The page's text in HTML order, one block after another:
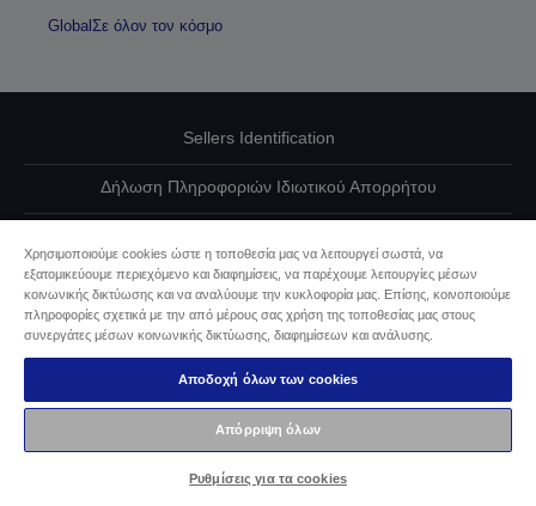
GlobalΣε όλον τον κόσμο
Sellers Identification
Δήλωση Πληροφοριών Ιδιωτικού Απορρήτου
Επικοινωνήστε μαζί μας για τα δεδομένα σας
Πληροφορίες σχετικά με τα cookie
Δέσμευση της Epson για προσβασιμότητα
Πνευματικά δικαιώματα © 2026 Seiko Epson
Χρησιμοποιούμε cookies ώστε η τοποθεσία μας να λειτουργεί σωστά, να
εξατομικεύουμε περιεχόμενο και διαφημίσεις, να παρέχουμε λειτουργίες μέσων
κοινωνικής δικτύωσης και να αναλύουμε την κυκλοφορία μας. Επίσης, κοινοποιούμε
πληροφορίες σχετικά με την από μέρους σας χρήση της τοποθεσίας μας στους
συνεργάτες μέσων κοινωνικής δικτύωσης, διαφημίσεων και ανάλυσης.
Αποδοχή όλων των cookies
Απόρριψη όλων
Ρυθμίσεις για τα cookies